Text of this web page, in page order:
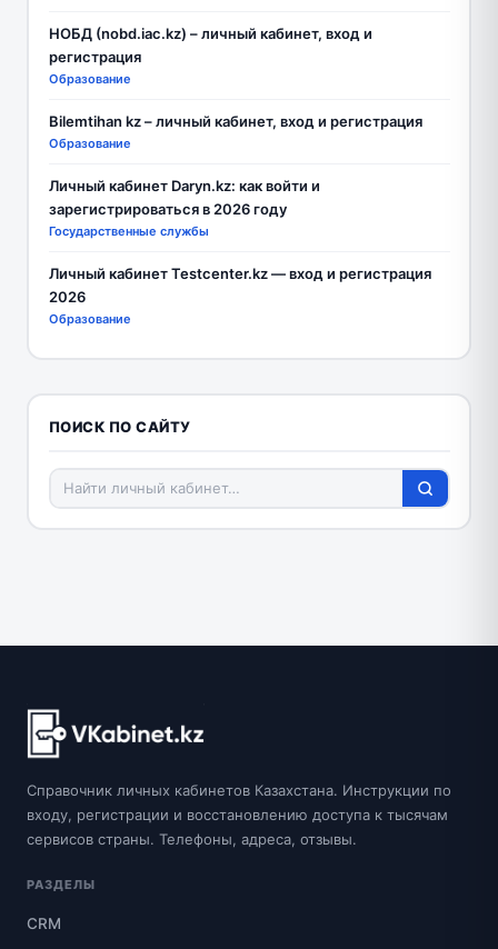
НОБД (nobd.iac.kz) – личный кабинет, вход и
регистрация
Образование
Bilemtihan kz – личный кабинет, вход и регистрация
Образование
Личный кабинет Daryn.kz: как войти и
зарегистрироваться в 2026 году
Государственные службы
Личный кабинет Testcenter.kz — вход и регистрация
2026
Образование
ПОИСК ПО САЙТУ
Справочник личных кабинетов Казахстана. Инструкции по
входу, регистрации и восстановлению доступа к тысячам
сервисов страны. Телефоны, адреса, отзывы.
РАЗДЕЛЫ
CRM